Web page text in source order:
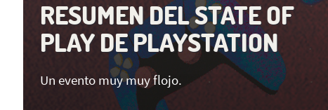
RESUMEN DEL STATE OF
PLAY DE PLAYSTATION
Un evento muy muy flojo.